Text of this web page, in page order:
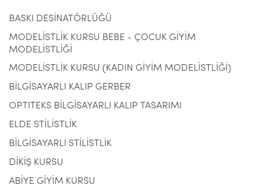
BASKI DESİNATÖRLÜĞÜ
MODELİSTLİK KURSU BEBE - ÇOCUK GİYİM
MODELİSTLİĞİ
MODELİSTLİK KURSU (KADIN GİYİM MODELİSTLİĞİ)
BİLGİSAYARLI KALIP GERBER
OPTITEKS BİLGİSAYARLI KALIP TASARIMI
ELDE STİLİSTLİK
BİLGİSAYARLI STİLİSTLİK
DİKİŞ KURSU
ABİYE GİYİM KURSU